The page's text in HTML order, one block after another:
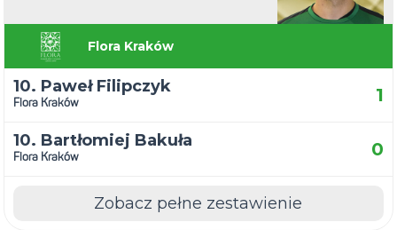
Flora Kraków
10. Paweł Filipczyk
Flora Kraków 1
10. Bartłomiej Bakuła
Flora Kraków 0
Zobacz pełne zestawienie